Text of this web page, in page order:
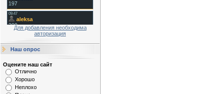
Для добавления необходима
авторизация
Наш опрос
Оцените наш сайт
Отлично
Хорошо
Неплохо